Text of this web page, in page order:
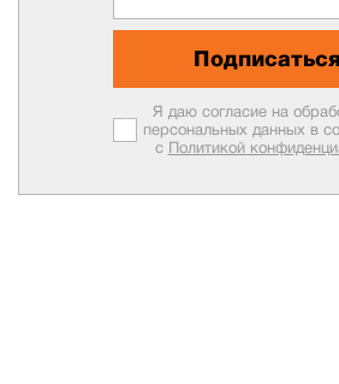
Подписаться
Я даю согласие на
персональных данных в
с Политикой